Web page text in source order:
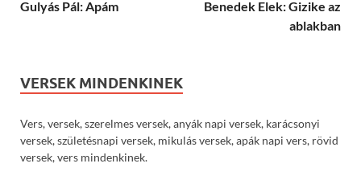
Gulyás Pál: Apám
Benedek Elek: Gizike az
ablakban
VERSEK MINDENKINEK
Vers, versek, szerelmes versek, anyák napi versek, karácsonyi
versek, születésnapi versek, mikulás versek, apák napi vers, rövid
versek, vers mindenkinek.